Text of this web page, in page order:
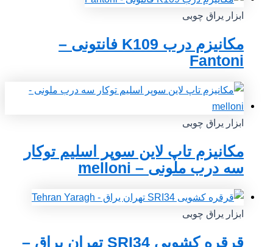
ابزار یراق چوبی
مکانیزم درب K109 فانتونی –
Fantoni
ابزار یراق چوبی
مکانیزم تاپ لاین سوپر اسلیم توکار
سه درب ملونی – melloni
ابزار یراق چوبی
قرقره کشویی SRI34 تهران یراق –